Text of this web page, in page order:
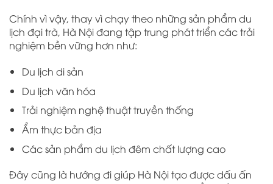
Chính vì vậy, thay vì chạy theo những sản phẩm du
lịch đại trà, Hà Nội đang tập trung phát triển các trải
nghiệm bền vững hơn như:
Du lịch di sản
Du lịch văn hóa
Trải nghiệm nghệ thuật truyền thống
Ẩm thực bản địa
Các sản phẩm du lịch đêm chất lượng cao
Đây cũng là hướng đi giúp Hà Nội tạo được dấu ấn